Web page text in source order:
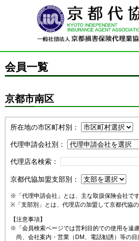
会員一覧
京都市南区
所在地の市区町村別：
代理申請会社別：
代理店名検索：
京都代協加盟支部別：
※「代理申請会社」とは、主な取扱保険会社です
※「支部別」とは、代理店の加盟して京都代協の
【注意事項】
※「会員検索ページでは営利目的での使用を遠慮
尚、会社案内・営業（DM、電話勧誘）等の